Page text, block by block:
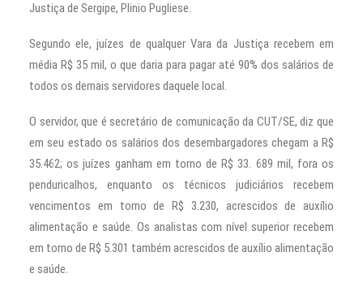
Justiça de Sergipe, Plinio Pugliese.
Segundo ele, juízes de qualquer Vara da Justiça recebem em
média R$ 35 mil, o que daria para pagar até 90% dos salários de
todos os demais servidores daquele local.
O servidor, que é secretário de comunicação da CUT/SE, diz que
em seu estado os salários dos desembargadores chegam a R$
35.462; os juízes ganham em torno de R$ 33. 689 mil, fora os
penduricalhos, enquanto os técnicos judiciários recebem
vencimentos em torno de R$ 3.230, acrescidos de auxílio
alimentação e saúde. Os analistas com nível superior recebem
em torno de R$ 5.301 também acrescidos de auxílio alimentação
e saúde.